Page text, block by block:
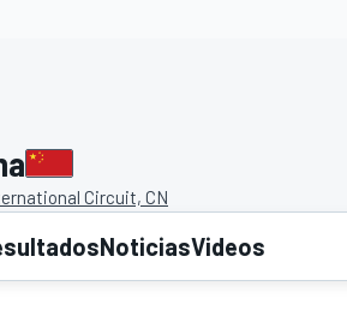
Circuit, CN
NoticiasVideos